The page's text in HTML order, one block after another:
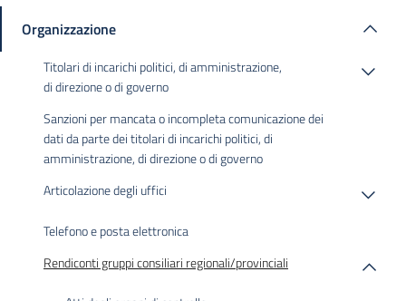
Organizzazione
Titolari di incarichi politici, di amministrazione,
di direzione o di governo
Sanzioni per mancata o incompleta comunicazione dei
dati da parte dei titolari di incarichi politici, di
amministrazione, di direzione o di governo
Articolazione degli uffici
Telefono e posta elettronica
Rendiconti gruppi consiliari regionali/provinciali